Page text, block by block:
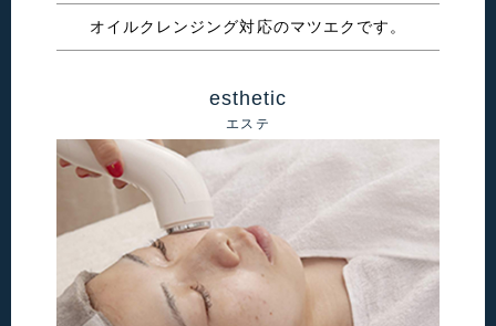
オイルクレンジング対応のマツエクです。
esthetic
エステ